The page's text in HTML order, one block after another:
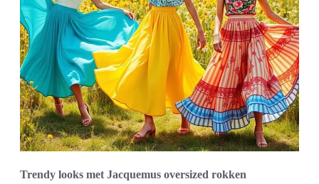
Trendy looks met Jacquemus oversized rokken